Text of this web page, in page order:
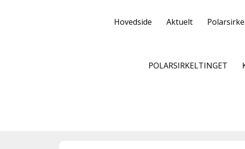
Hovedside Aktuelt
POLARSIRKELTINGET